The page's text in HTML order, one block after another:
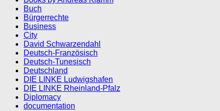
Buch
Bürgerrechte
Business
City
David Schwarzendahl
Deutsch-Französisch
Deutsch-Tunesisch
Deutschland
DIE LINKE Ludwigshafen
DIE LINKE Rheinland-Pfalz
Diplomacy
documentation